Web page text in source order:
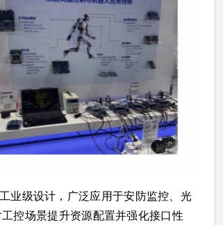
业级设计，广泛应用于安防监控、光
控场景提升资源配置并强化接口性